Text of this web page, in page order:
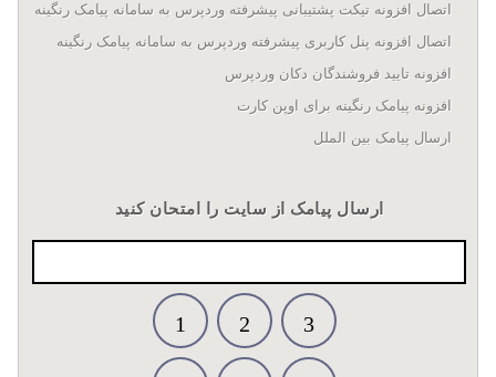
اتصال افزونه تیکت پشتیبانی پیشرفته وردپرس به سامانه پیامک رنگینه
اتصال افزونه پنل کاربری پیشرفته وردپرس به سامانه پیامک رنگینه
افزونه تایید فروشندگان دکان وردپرس
افزونه پیامک رنگینه برای اوپن کارت
ارسال پیامک بین الملل
ارسال پیامک از سایت را امتحان کنید
1 2 3